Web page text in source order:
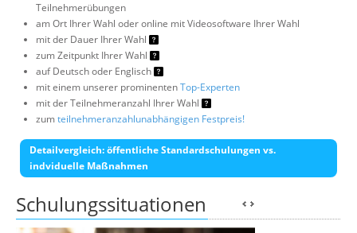
Teilnehmerübungen
am Ort Ihrer Wahl oder online mit Videosoftware Ihrer Wahl
mit der Dauer Ihrer Wahl
zum Zeitpunkt Ihrer Wahl
auf Deutsch oder Englisch
mit einem unserer prominentenTop-Experten
mit der Teilnehmeranzahl Ihrer Wahl
zumteilnehmeranzahlunabhängigen Festpreis!
Detailvergleich: öffentliche Standardschulungen vs.
indviduelle Maßnahmen
Schulungssituationen